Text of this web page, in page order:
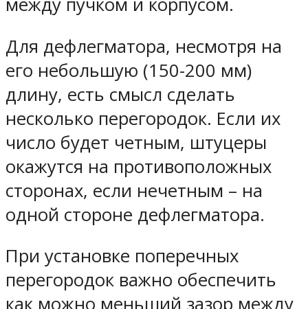
Для дефлегматора, несмотря на
его небольшую (150-200 мм)
длину, есть смысл сделать
несколько перегородок. Если их
число будет четным, штуцеры
окажутся на противоположных
сторонах, если нечетным – на
одной стороне дефлегматора.
При установке поперечных
перегородок важно обеспечить
как можно меньший зазор между